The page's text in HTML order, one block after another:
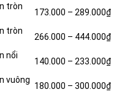
tròn
173.000 – 289.000₫
tròn
266.000 – 444.000₫
nổi
140.000 – 233.000₫
vuông
180.000 – 300.000₫